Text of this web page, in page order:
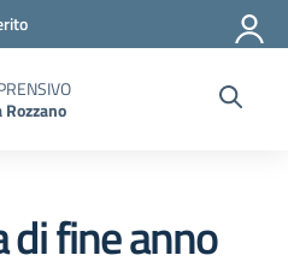
di fine anno